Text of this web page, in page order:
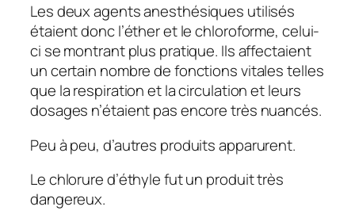
Les deux agents anesthésiques utilisés
étaient donc l’éther et le chloroforme, celui-
ci se montrant plus pratique. Ils affectaient
un certain nombre de fonctions vitales telles
que la respiration et la circulation et leurs
dosages n’étaient pas encore très nuancés.
Peu à peu, d’autres produits apparurent.
Le chlorure d’éthyle fut un produit très
dangereux.